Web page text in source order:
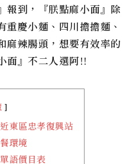
報到，『朕點麻小面』除
重慶小麵、四川擔擔麵、
麻辣腸頭，想要有效率的
面』不二人選阿!!
東區忠孝復興站
環境
語價目表